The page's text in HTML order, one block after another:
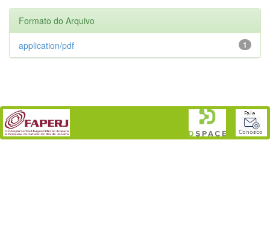
Formato do Arquivo
1
application/pdf